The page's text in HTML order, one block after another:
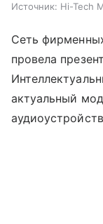
Источник: Hi-Tech
Сеть
провела
актуальный